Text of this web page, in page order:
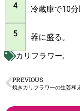
4 冷蔵庫で10分
5
器に盛る。
カリフラワー,
PREVIOUS
焼きカリフラワーの生姜和え